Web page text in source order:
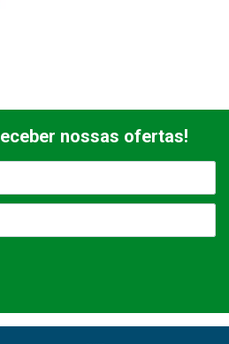
nossas ofertas!